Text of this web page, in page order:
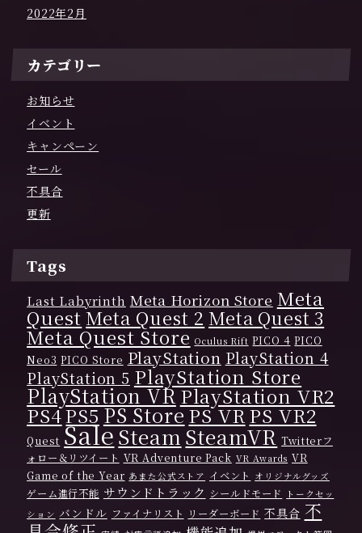
2022年2月
カテゴリー
お知らせ
イベント
キャンペーン
セール
不具合
更新
Tags
Last Labyrinth Meta Horizon Store Meta
QuestMeta Quest 2 Meta Quest 3
Meta Quest Store Oculus Rift PICO 4 PICO
Neo3 PICO Store PlayStation PlayStation 4
PlayStation 5 PlayStation Store
PlayStation VRPlayStation VR2
PS4PS5PS StorePS VRPS VR2
Quest SaleSteam SteamVR Twitterフ
ォロー＆リツイート VR Adventure Pack VR Awards VR
Game of the Year あまた公式ストア イベント オリジナルグッズ
ゲーム進行不能 サウンドトラック シールドモード
トークセッ
ション バンドル ファイナリスト リーダーボード 不具合 不